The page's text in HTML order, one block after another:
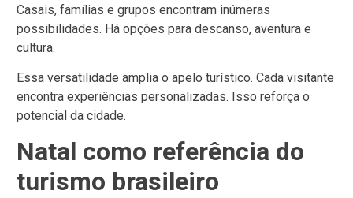
Casais, famílias e grupos encontram inúmeras
possibilidades. Há opções para descanso, aventura e
cultura.
Essa versatilidade amplia o apelo turístico. Cada visitante
encontra experiências personalizadas. Isso reforça o
potencial da cidade.
Natal como referência do
turismo brasileiro